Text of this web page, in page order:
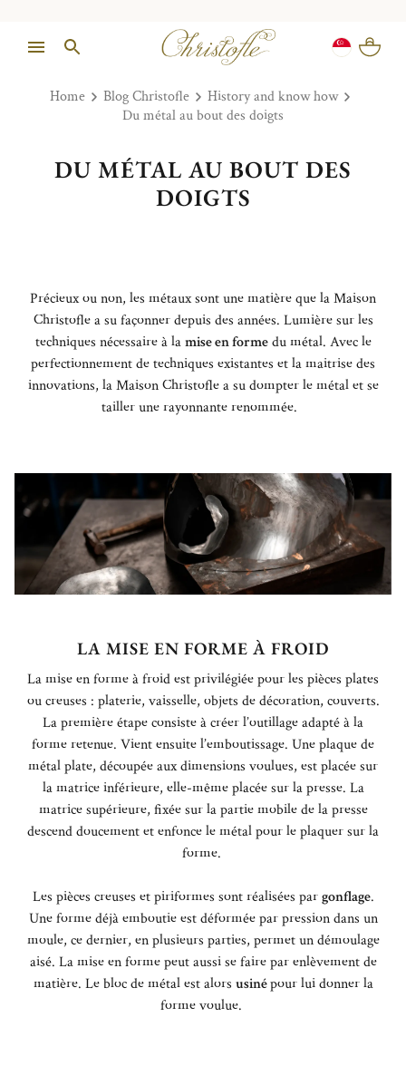
Home Blog Christofle
History and know how
Du métal au bout des doigts
DU MÉTAL AU BOUT DES
DOIGTS
Précieux ou non, les métaux sont une matière que la Maison
Christofle a su façonner depuis des années. Lumière sur les
techniques nécessaire à lamise en formedu métal. Avec le
perfectionnement de techniques existantes et la maitrise des
innovations, la Maison Christofle a su dompter le métal et se
tailler une rayonnante renommée.
LA MISE EN FORME À FROID
La mise en forme à froid est privilégiée pour les pièces plates
ou creuses : platerie, vaisselle, objets de décoration, couverts.
La première étape consiste à créer l’outillage adapté à la
forme retenue. Vient ensuite l’emboutissage. Une plaque de
métal plate, découpée aux dimensions voulues, est placée sur
la matrice inférieure, elle-même placée sur la presse. La
matrice supérieure, fixée sur la partie mobile de la presse
descend doucement et enfonce le métal pour le plaquer sur la
forme.
Les pièces creuses et piriformes sont réalisées pargonflage.
Une forme déjà emboutie est déformée par pression dans un
moule, ce dernier, en plusieurs parties, permet un démoulage
aisé. La mise en forme peut aussi se faire par enlèvement de
matière. Le bloc de métal est alors usinépour lui donner la
forme voulue.